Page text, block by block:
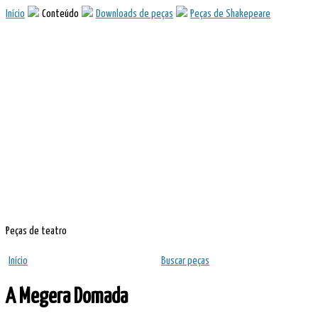
Início Conteúdo Downloads de peças Peças de Shakepeare
Peças de teatro
Início Buscar peças
A Megera Domada